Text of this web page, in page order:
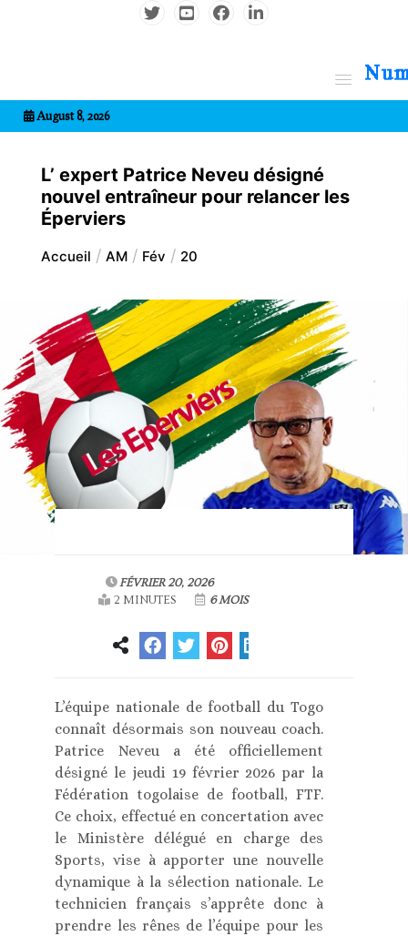
August 8, 2026
L’ expert Patrice Neveu désigné
nouvel entraîneur pour relancer les
Éperviers
Accueil AM Fév 20
FÉVRIER 20, 2026
2 MINUTES
6 MOIS
L’équipe nationale de football du Togo
connaît désormais son nouveau coach.
Patrice Neveu a été officiellement
désigné le jeudi 19 février 2026 par la
Fédération togolaise de football, FTF.
Ce choix, effectué en concertation avec
le Ministère délégué en charge des
Sports, vise à apporter une nouvelle
dynamique à la sélection nationale. Le
technicien français s’apprête donc à
prendre les rênes de l’équipe pour les